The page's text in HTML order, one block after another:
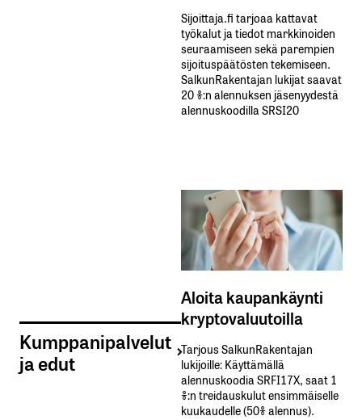
Kumppanipalvelut
ja edut
Sijoittaja.fi tarjoaa kattavat
työkalut ja tiedot markkinoiden
seuraamiseen sekä parempien
sijoituspäätösten tekemiseen.
SalkunRakentajan lukijat saavat
20 %:n alennuksen jäsenyydestä
alennuskoodilla SRSI20
Aloita kaupankäynti
kryptovaluutoilla
Tarjous SalkunRakentajan
lukijoille: Käyttämällä​ ​
alennuskoodia​ ​SRFI17X,​ ​saat​ ​1
%:n treidauskulut​ ​ensimmäiselle​ ​
kuukaudelle​ ​(50%​ ​alennus).